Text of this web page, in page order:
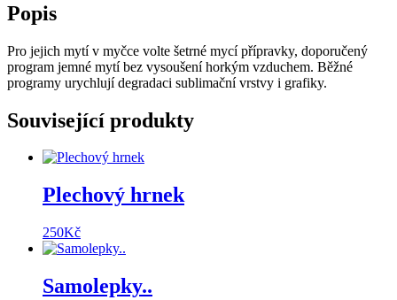
Popis
Pro jejich mytí v myčce volte šetrné mycí přípravky, doporučený
program jemné mytí bez vysoušení horkým vzduchem. Běžné
programy urychlují degradaci sublimační vrstvy i grafiky.
Související produkty
Plechový hrnek
250Kč
Samolepky..